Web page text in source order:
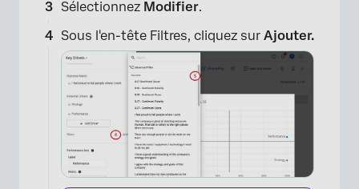
Sélectionnez Modifier.
Sous l'en-tête Filtres, cliquez sur Ajouter.